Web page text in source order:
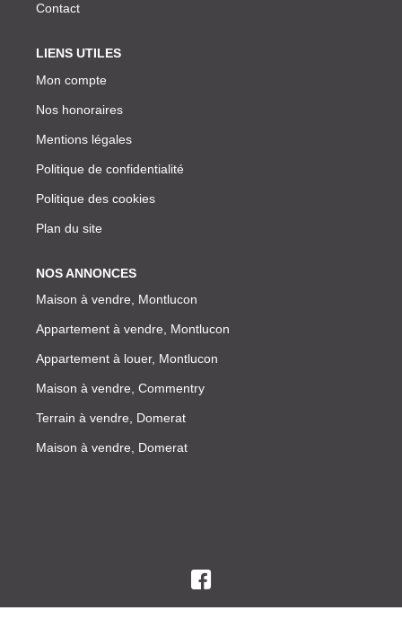
Contact
LIENS UTILES
Mon compte
Nos honoraires
Mentions légales
Politique de confidentialité
Politique des cookies
Plan du site
NOS ANNONCES
Maison à vendre, Montlucon
Appartement à vendre, Montlucon
Appartement à louer, Montlucon
Maison à vendre, Commentry
Terrain à vendre, Domerat
Maison à vendre, Domerat